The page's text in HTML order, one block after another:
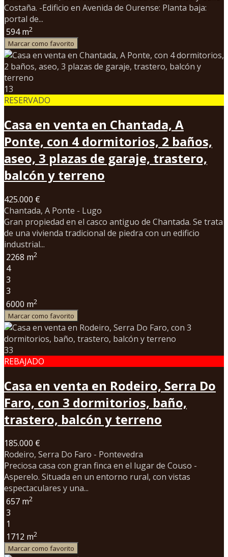
Costaña. -Edificio en Avenida de Ourense: Planta baja:
portal de...
594 m2
Marcar como favorito
13
RESERVADO
Casa en venta en Chantada, A
Ponte, con 4 dormitorios, 2 baños,
aseo, 3 plazas de garaje, trastero,
balcón y terreno
425.000 €
Chantada, A Ponte - Lugo
Gran propiedad en el casco antiguo de Chantada. Se trata
de una vivienda tradicional de piedra con un edificio
industrial...
2268 m2
4
3
3
6000 m2
Marcar como favorito
33
REBAJADO
Casa en venta en Rodeiro, Serra Do
Faro, con 3 dormitorios, baño,
trastero, balcón y terreno
185.000 €
Rodeiro, Serra Do Faro - Pontevedra
Preciosa casa con gran finca en el lugar de Couso -
Asperelo. Situada en un entorno rural, con vistas
espectaculares y una...
657 m2
3
1
1712 m2
Marcar como favorito